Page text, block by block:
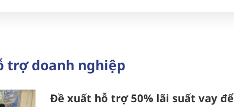
trợ doanh nghiệp
Đề xuất hỗ trợ 50% lãi suất vay để